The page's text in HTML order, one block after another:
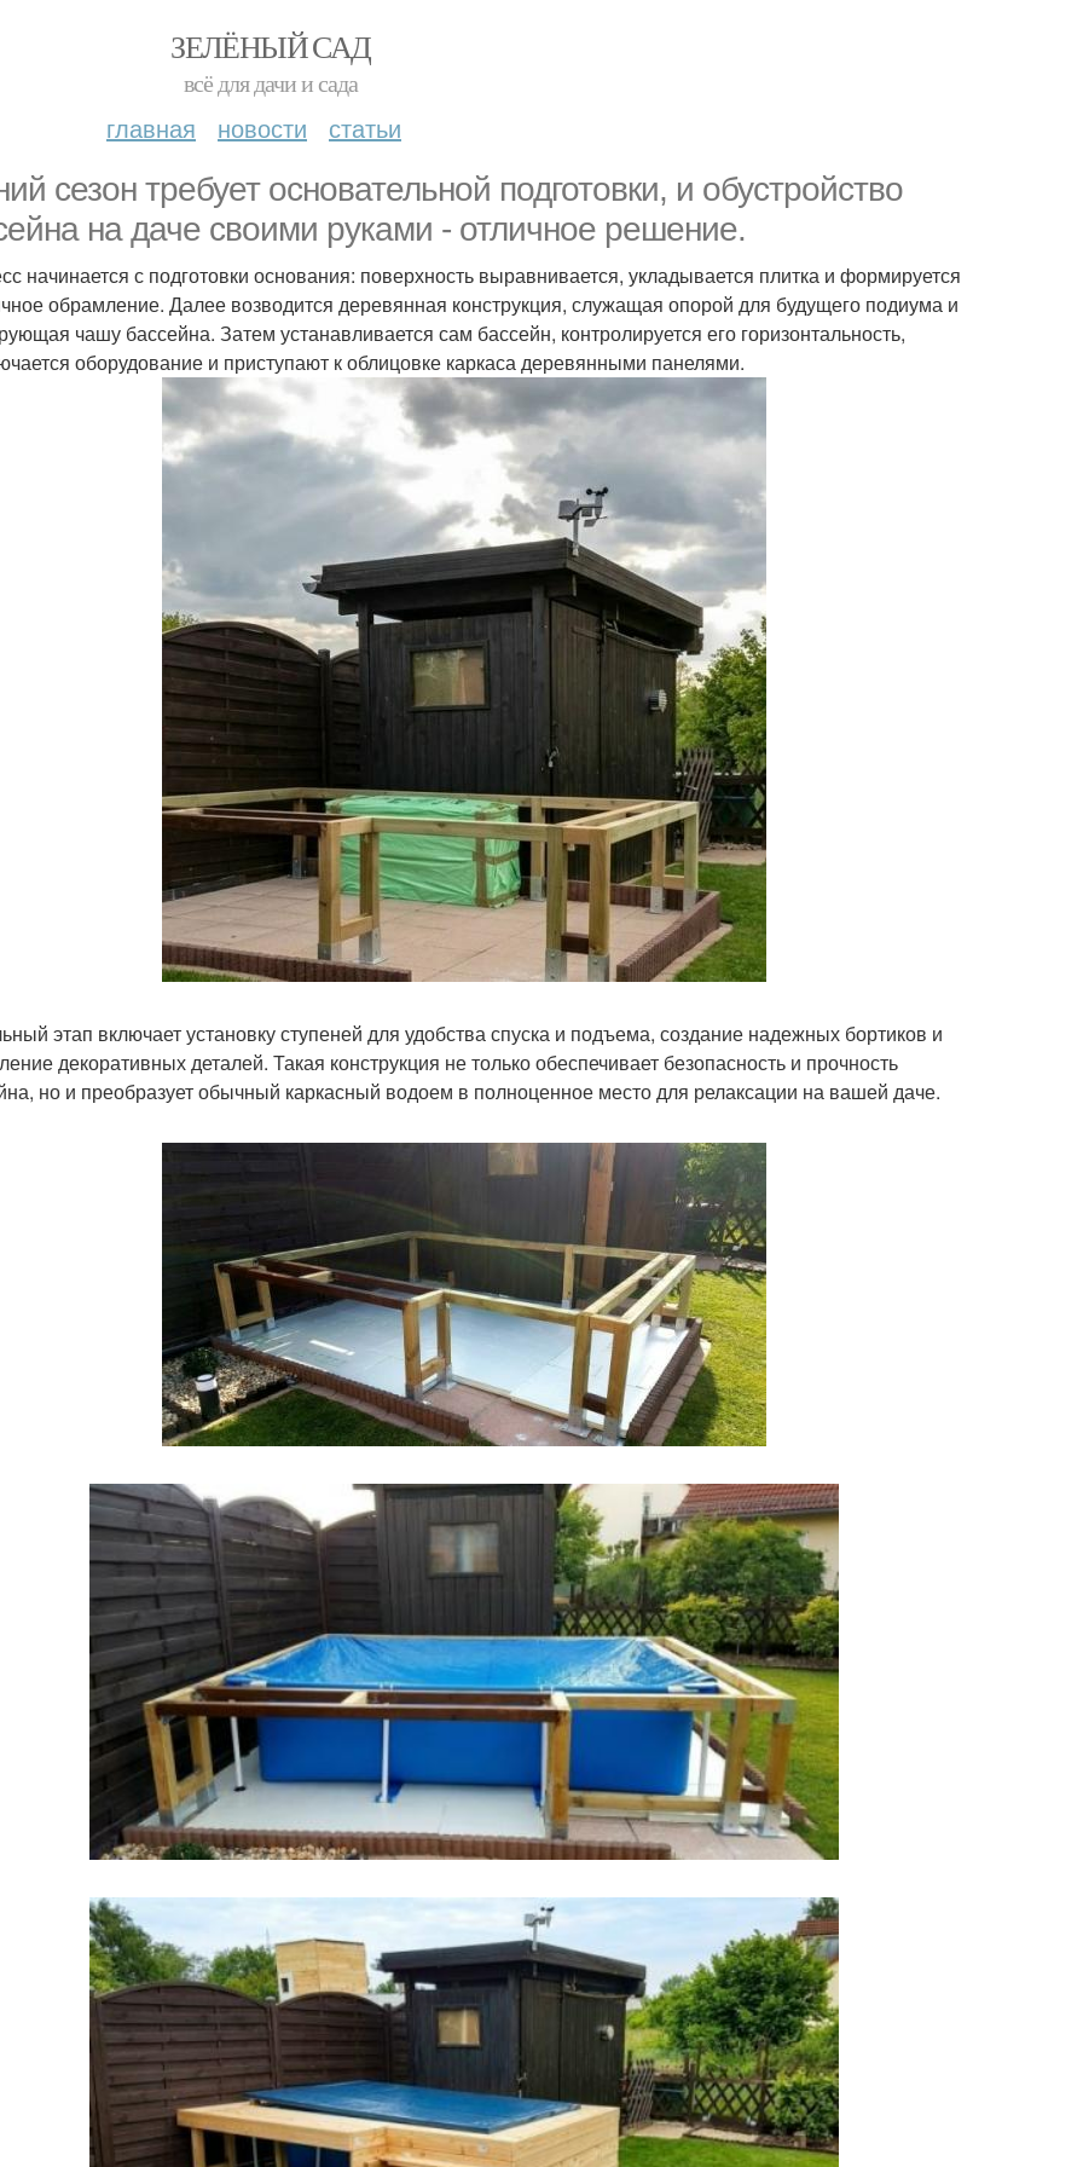
ЗЕЛЁНЫЙ САД
всё для дачи и сада
главная новости статьи
сезон требует основательной подготовки, и обустройство
на даче своими руками - отличное решение.
начинается с подготовки основания: поверхность выравнивается, укладывается плитка и формируется
обрамление. Далее возводится деревянная конструкция, служащая опорой для будущего подиума и
чашу бассейна. Затем устанавливается сам бассейн, контролируется его горизонтальность,
оборудование и приступают к облицовке каркаса деревянными панелями.
этап включает установку ступеней для удобства спуска и подъема, создание надежных бортиков и
декоративных деталей. Такая конструкция не только обеспечивает безопасность и прочность
но и преобразует обычный каркасный водоем в полноценное место для релаксации на вашей даче.